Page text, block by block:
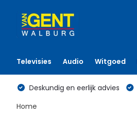
Televisies Audio Witgoed
Deskundig en eerlijk advies
Home